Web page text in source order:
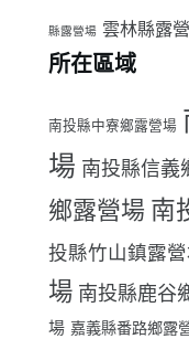
縣露營場 雲林縣露
所在區域
南投縣中寮鄉露營場
場 南投縣信義
鄉露營場 南
投縣竹山鎮露
場 南投縣鹿谷
場 嘉義縣番路鄉露